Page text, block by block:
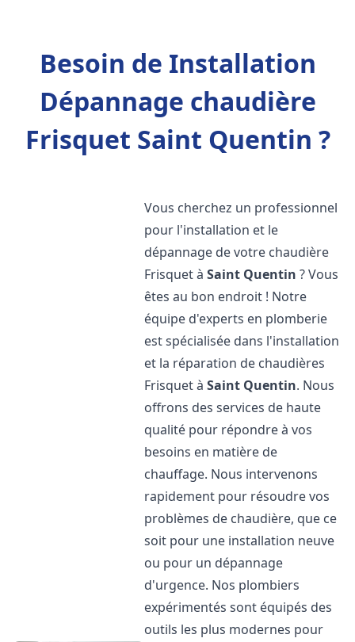
Besoin de Installation
Dépannage chaudière
Frisquet Saint Quentin ?
Vous cherchez un professionnel
pour l'installation et le
dépannage de votre chaudière
Frisquet àSaint Quentin ? Vous
êtes au bon endroit ! Notre
équipe d'experts en plomberie
est spécialisée dans l'installation
et la réparation de chaudières
Frisquet àSaint Quentin. Nous
offrons des services de haute
qualité pour répondre à vos
besoins en matière de
chauffage. Nous intervenons
rapidement pour résoudre vos
problèmes de chaudière, que ce
soit pour une installation neuve
ou pour un dépannage
d'urgence. Nos plombiers
expérimentés sont équipés des
outils les plus modernes pour